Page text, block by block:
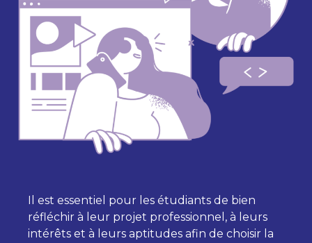
Il est essentiel pour les étudiants de bien
réfléchir à leur projet professionnel, à leurs
intérêts et à leurs aptitudes afin de choisir la